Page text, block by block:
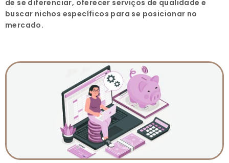
de se diferenciar, oferecer serviços de qualidade e
buscar nichos específicos para se posicionar no
mercado.